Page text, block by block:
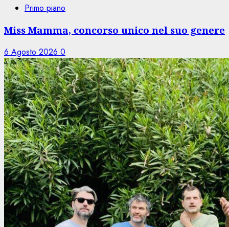
Primo piano
Miss Mamma, concorso unico nel suo genere
6 Agosto 2026 0